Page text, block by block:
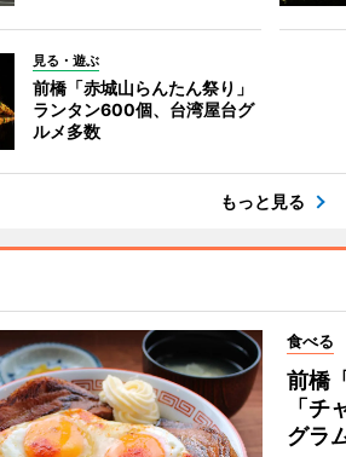
見る・遊ぶ
前橋「赤城山らんたん祭り」
ランタン600個、台湾屋台グ
ルメ多数
もっと見る
食べる
前橋
「
グラ